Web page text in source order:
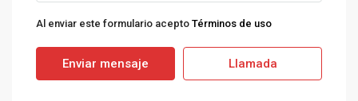
Al enviar este formulario acepto Términos de uso
Enviar mensaje Llamada